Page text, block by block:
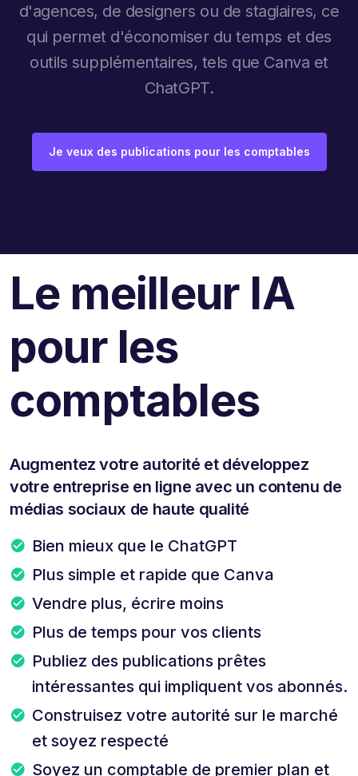
d'agences, de designers ou de stagiaires, ce
qui permet d'économiser du temps et des
outils supplémentaires, tels que Canva et
ChatGPT.
Je veux des publications pour les comptables
Le meilleur IA
pour les
comptables
Augmentez votre autorité et développez
votre entreprise en ligne avec un contenu de
médias sociaux de haute qualité
Bien mieux que le ChatGPT
Plus simple et rapide que Canva
Vendre plus, écrire moins
Plus de temps pour vos clients
Publiez des publications prêtes
intéressantes qui impliquent vos abonnés.
Construisez votre autorité sur le marché
et soyez respecté
Soyez un comptable de premier plan et